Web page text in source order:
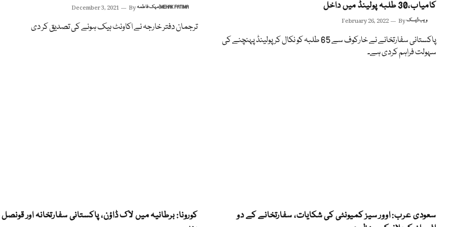
کامیاب،30 طلبہ پولینڈ میں داخل
February 26, 2022 Byویب ڈیسک
پاکستانی سفارتخانے نے خارکوف سے 65 طلبہ کو نکال کر پولینڈ پہنچنے کی
سہولت فراہم کردی ہے۔
December 3, 2021 By مہک فاطمہ | MEHAK FATIMA
ترجمان دفتر خارجہ نے اکاونٹ ہیک ہونے کی تصدیق کر دی
سعودی عرب: اوور سیز کمیونٹی کی شکایات، سفارتخانے کے دو
کورونا: برطانیہ میں لاک ڈاؤن، پاکستانی سفارتخانہ اور